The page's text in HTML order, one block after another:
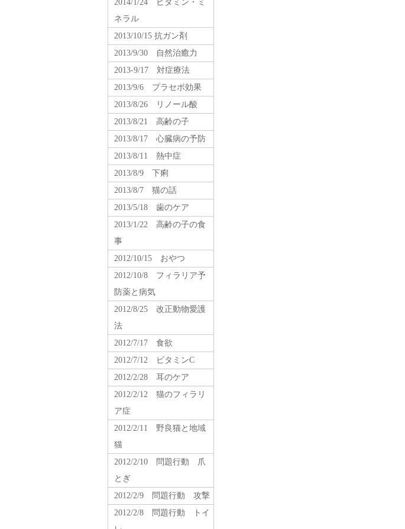
2014/1/24 ビタミン・ミ
ネラル
2013/10/15 抗ガン剤
2013/9/30 自然治癒力
2013-9/17 対症療法
2013/9/6 プラセボ効果
2013/8/26 リノール酸
2013/8/21 高齢の子
2013/8/17 心臓病の予防
2013/8/11 熱中症
2013/8/9 下痢
2013/8/7 猫の話
2013/5/18 歯のケア
2013/1/22 高齢の子の食
事
2012/10/15 おやつ
2012/10/8 フィラリア予
防薬と病気
2012/8/25 改正動物愛護
法
2012/7/17 食欲
2012/7/12 ビタミンC
2012/2/28 耳のケア
2012/2/12 猫のフィラリ
ア症
2012/2/11 野良猫と地域
猫
2012/2/10 問題行動 爪
とぎ
2012/2/9 問題行動 攻撃
2012/2/8 問題行動 トイ